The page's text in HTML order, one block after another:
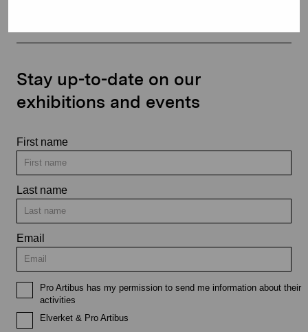
Stay up-to-date on our
exhibitions and events
First name
Last name
Email
Pro Artibus has my permission to send me information about their
activities
Elverket & Pro Artibus